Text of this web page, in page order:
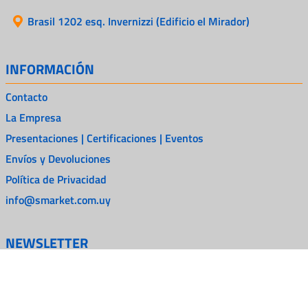
Brasil 1202 esq. Invernizzi (Edificio el Mirador)
INFORMACIÓN
Contacto
La Empresa
Presentaciones | Certificaciones | Eventos
Envíos y Devoluciones
Política de Privacidad
info@smarket.com.uy
NEWSLETTER